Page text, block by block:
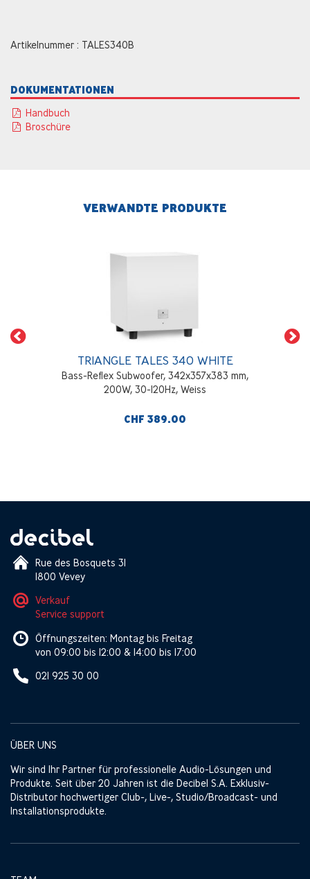
Artikelnummer : TALES340B
DOKUMENTATIONEN
Handbuch
Broschüre
VERWANDTE PRODUKTE
TRIANGLE TALES 340 WHITE
Bass-Reflex Subwoofer, 342x357x383 mm,
200W, 30-120Hz, Weiss
CHF 389.00
Rue des Bosquets 31
1800 Vevey
Verkauf
Service support
Öffnungszeiten: Montag bis Freitag
von 09:00 bis 12:00 & 14:00 bis 17:00
021 925 30 00
ÜBER UNS
Wir sind Ihr Partner für professionelle Audio-Lösungen und
Produkte. Seit über 20 Jahren ist die Decibel S.A. Exklusiv-
Distributor hochwertiger Club-, Live-, Studio/Broadcast- und
Installationsprodukte.